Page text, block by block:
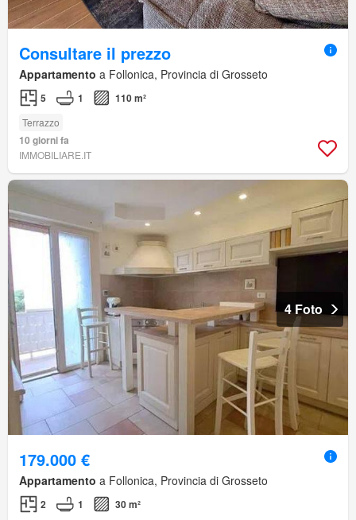
Consultare il prezzo
Appartamento a Follonica, Provincia di Grosseto
5 1 110 m²
Terrazzo
10 giorni fa
IMMOBILIARE.IT
4 Foto
179.000 €
Appartamento a Follonica, Provincia di Grosseto
2 1
30 m²